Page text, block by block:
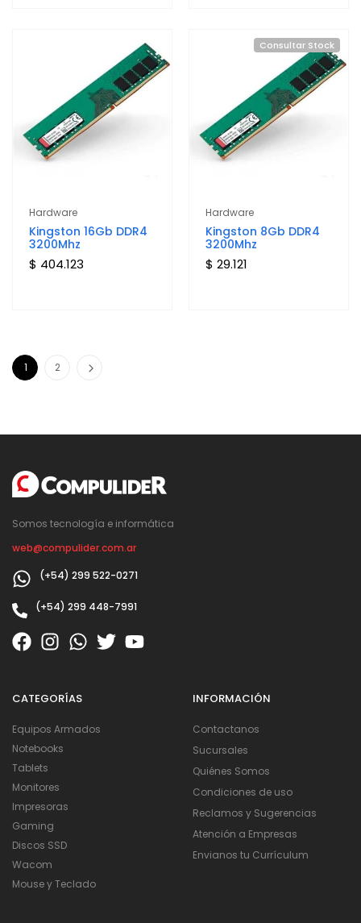
Hardware
Kingston 16Gb DDR4
3200Mhz
$ 404.123
Consultar Stock
Hardware
Kingston 8Gb DDR4
3200Mhz
$ 29.121
1 2
Somos tecnología e informática
web@compulider.com.ar
(+54) 299 522-0271
(+54) 299 448-7991
CATEGORÍAS
Equipos Armados
Notebooks
Tablets
Monitores
Impresoras
Gaming
Discos SSD
Wacom
Mouse y Teclado
INFORMACIÓN
Contactanos
Sucursales
Quiénes Somos
Condiciones de uso
Reclamos y Sugerencias
Atención a Empresas
Envianos tu Currículum